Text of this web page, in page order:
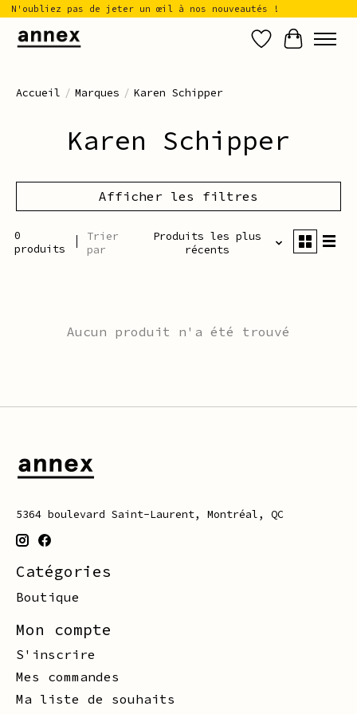
N'oubliez pas de jeter un œil à nos nouveautés !
Liste de
Panier
Accueil / Marques / Karen Schipper
Karen Schipper
Afficher les filtres
0
produits
Trier
par
Produits les plus
récents
Aucun produit n'a été trouvé
5364 boulevard Saint-Laurent, Montréal, QC
Catégories
Boutique
Mon compte
S'inscrire
Mes commandes
Ma liste de souhaits